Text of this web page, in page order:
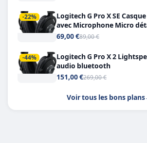
-22%
Logitech G Pro X SE
avec Microphone Micro
Headphone X 7.1
69,00 €89,00 €
-44%
Logitech G Pro X 2
audio bluetooth
151,00 €269,00 €
Voir tous les bons plans